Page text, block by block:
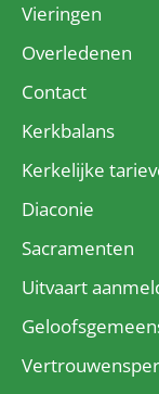
Vieringen
Overledenen
Contact
Kerkbalans
Kerkelijke
Diaconie
Sacramenten
Uitvaart